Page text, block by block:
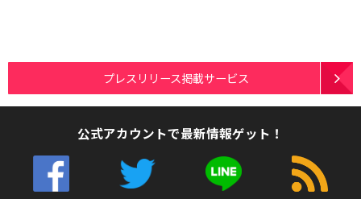
プレスリリース掲載サービス
公式アカウントで最新情報ゲット！